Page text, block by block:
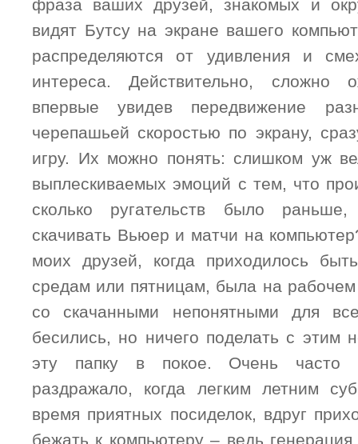
фраза ваших друзей, знакомых и
видят Бутсу на экране вашего
распределяются от удивления и
интереса. Действительно, сложно
впервые увидев передвижение
черепашьей скоростью по экрану,
игру. Их можно понять: слишком уж
выплескиваемых эмоций с тем, что
сколько ругательств было раньше,
скачивать Вьюер и матчи на
моих друзей, когда приходилось
средам или пятницам, была на рабочем
со скачанными непонятными для
бесились, но ничего поделать с этим
эту папку в покое. Очень часто
раздражало, когда легким летним
время приятных посиделок, вдруг
бежать к компьютеру – ведь